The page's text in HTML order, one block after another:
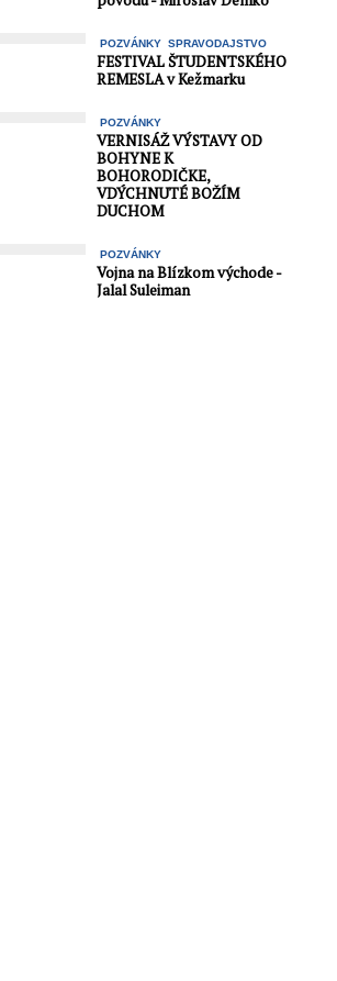
POZVÁNKY SPRAVODAJSTVO
FESTIVAL ŠTUDENTSKÉHO
REMESLA v Kežmarku
POZVÁNKY
VERNISÁŽ VÝSTAVY OD
BOHYNE K
BOHORODIČKE,
VDÝCHNUTÉ BOŽÍM
DUCHOM
POZVÁNKY
Vojna na Blízkom východe -
Jalal Suleiman